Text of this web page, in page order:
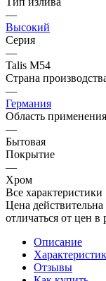
—
Высокий
Серия
—
Talis M54
Страна
—
Германия
Область применения
—
Бытовая
Покрытие
—
Хром
Все характеристики
Цена
отличаться от цен
Описание
Отзывы